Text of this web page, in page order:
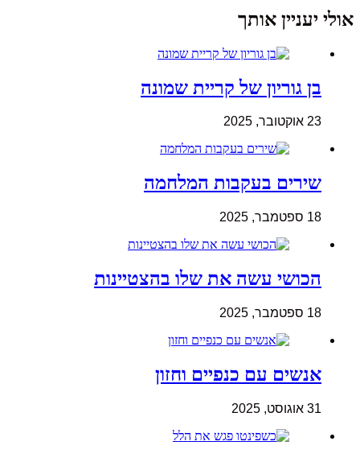
אולי יעניין אותך
בן גוריון של קריית שמונה
23 אוקטובר, 2025
שירים בעקבות המלחמה
18 ספטמבר, 2025
הכושי עשה את שלו בהצטיינות
18 ספטמבר, 2025
אנשים עם כנפיים וחזון
31 אוגוסט, 2025